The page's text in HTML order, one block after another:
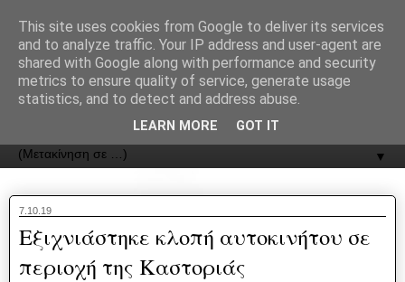
ΟΔΟΣ
▼
7.10.19
Εξιχνιάστηκε κλοπή αυτοκινήτου σε
περιοχή της Καστοριάς
This site uses cookies from Google to deliver its services
and to analyze traffic. Your IP address and user-agent are
shared with Google along with performance and security
metrics to ensure quality of service, generate usage
statistics, and to detect and address abuse.
LEARN MORE GOT IT